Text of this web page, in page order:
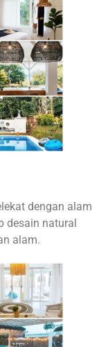
dengan alam
desain natural
alam.